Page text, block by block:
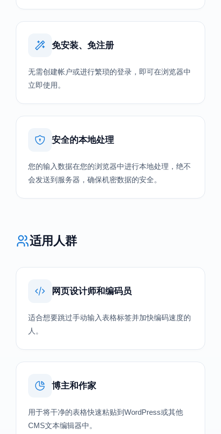
免安装、免注册
无需创建帐户或进行繁琐的登录，即可在浏览器中
立即使用。
安全的本地处理
您的输入数据在您的浏览器中进行本地处理，绝不
会发送到服务器，确保机密数据的安全。
适用人群
网页设计师和编码员
适合想要跳过手动输入表格标签并加快编码速度的
人。
博主和作家
用于将干净的表格快速粘贴到WordPress或其他
CMS文本编辑器中。